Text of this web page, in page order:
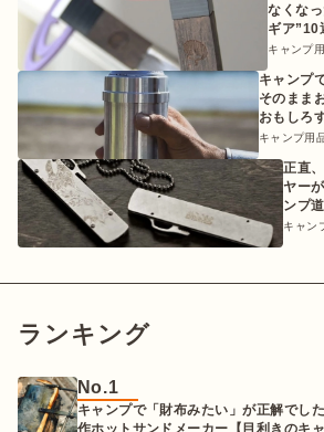
なくな
ギア”10
etc.】
キャンプ
キャンプ
そのまま
おもしろ
ャンプギア
キャンプ用
正直
ヤー
ンプ
キャン
ランキング
No.1
キャンプで「財布みたい」が正解でし
作ホットサンドメーカー【目利きのキャ